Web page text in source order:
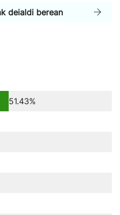
deialdi berean
51.43%